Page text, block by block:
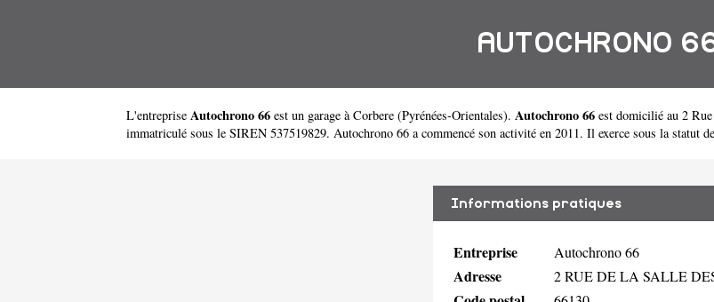
AUTOCHRONO
L'entreprise Autochrono 66 est un garage à Corbere (Pyrénées-Orientales). Autochrono 66 est domicilié au 2
immatriculé sous le SIREN 537519829. Autochrono 66 a commencé son activité en 2011. Il exerce sous la statut
Informations pratiques
Entreprise Autochrono 66
Adresse 2 RUE DE LA SALLE